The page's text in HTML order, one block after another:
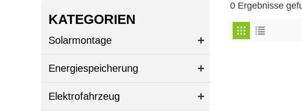
0 Ergebnisse
KATEGORIEN
Solarmontage
Energiespeicherung
Elektrofahrzeug